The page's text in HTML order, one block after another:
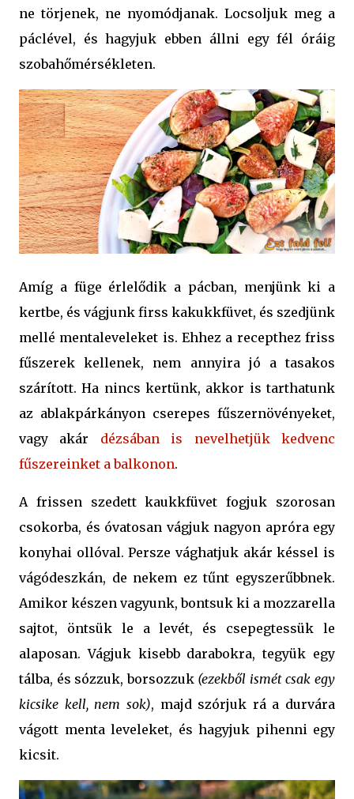
ne törjenek, ne nyomódjanak. Locsoljuk meg a
páclével, és hagyjuk ebben állni egy fél óráig
szobahőmérsékleten.
Amíg a füge érlelődik a pácban, menjünk ki a
kertbe, és vágjunk firss kakukkfüvet, és szedjünk
mellé mentaleveleket is. Ehhez a recepthez friss
fűszerek kellenek, nem annyira jó a tasakos
szárított. Ha nincs kertünk, akkor is tarthatunk
az ablakpárkányon cserepes fűszernövényeket,
vagy akár dézsában is nevelhetjük kedvenc
fűszereinket a balkonon.
A frissen szedett kaukkfüvet fogjuk szorosan
csokorba, és óvatosan vágjuk nagyon apróra egy
konyhai ollóval. Persze vághatjuk akár késsel is
vágódeszkán, de nekem ez tűnt egyszerűbbnek.
Amikor készen vagyunk, bontsuk ki a mozzarella
sajtot, öntsük le a levét, és csepegtessük le
alaposan. Vágjuk kisebb darabokra, tegyük egy
tálba, és sózzuk, borsozzuk (ezekből ismét csak egy
kicsike kell, nem sok), majd szórjuk rá a durvára
vágott menta leveleket, és hagyjuk pihenni egy
kicsit.